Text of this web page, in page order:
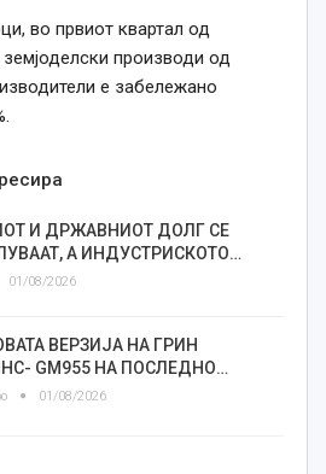
во првиот квартал од
производи од
е забележано
И ДРЖАВНИОТ ДОЛГ СЕ
А ИНДУСТРИСКОТО…
01/08/2026
ВЕРЗИЈА НА ГРИН
GM955 НА ПОСЛЕДНО…
01/08/2026